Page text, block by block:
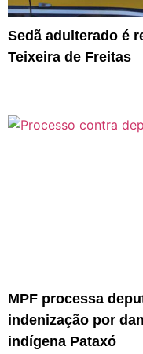
Sedã adulterado é
Teixeira de Freitas
MPF processa
indenização por
indígena Pataxó